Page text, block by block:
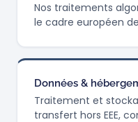
Nos traitements
le cadre européen de
Données &
Traitement et
transfert hors EEE,